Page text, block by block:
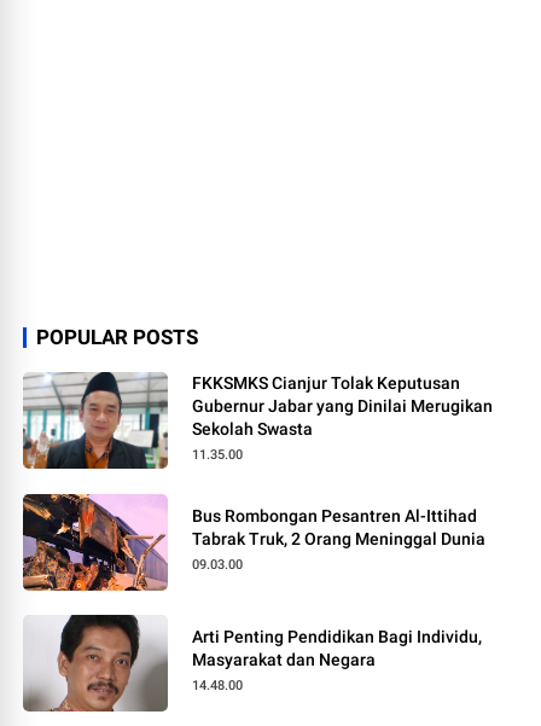
POPULAR POSTS
FKKSMKS Cianjur Tolak Keputusan
Gubernur Jabar yang Dinilai Merugikan
Sekolah Swasta
11.35.00
Bus Rombongan Pesantren Al-Ittihad
Tabrak Truk, 2 Orang Meninggal Dunia
09.03.00
Arti Penting Pendidikan Bagi Individu,
Masyarakat dan Negara
14.48.00